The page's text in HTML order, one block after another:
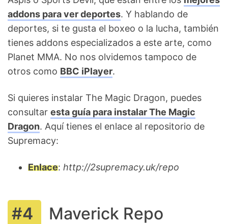
addons para ver deportes. Y hablando de
deportes, si te gusta el boxeo o la lucha, también
tienes addons especializados a este arte, como
Planet MMA. No nos olvidemos tampoco de
otros como BBC iPlayer.
Si quieres instalar The Magic Dragon, puedes
consultar esta guía para instalar The Magic
Dragon. Aquí tienes el enlace al repositorio de
Supremacy:
Enlace: http://2supremacy.uk/repo
Maverick Repo